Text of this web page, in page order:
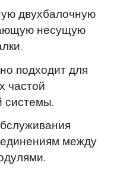
двухбалочную
несущую
подходит для
частой
системы.
между